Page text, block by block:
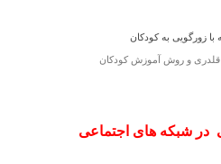
با زورگویی به کودکان
در شبکه های اجتماعی